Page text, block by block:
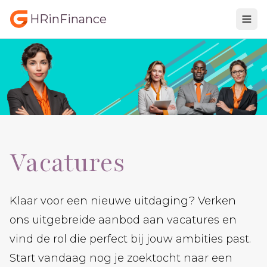
HRinFinance
Vacatures
Klaar voor een nieuwe uitdaging? Verken
ons uitgebreide aanbod aan vacatures en
vind de rol die perfect bij jouw ambities past.
Start vandaag nog je zoektocht naar een